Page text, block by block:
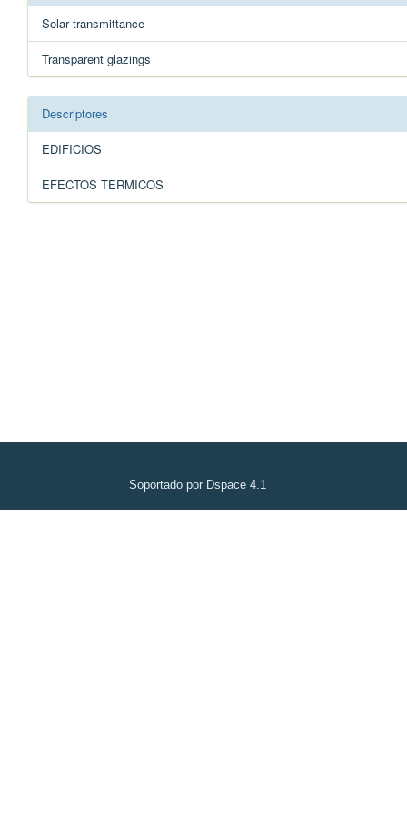
Solar transmittance
Transparent glazings
Descriptores
EDIFICIOS
EFECTOS TERMICOS
Soportado por Dspace 4.1